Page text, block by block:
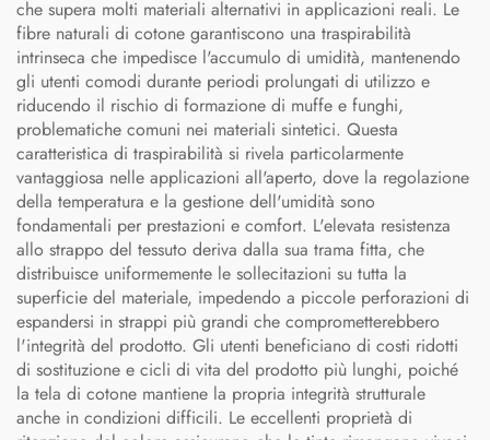
che supera molti materiali alternativi in applicazioni reali. Le
fibre naturali di cotone garantiscono una traspirabilità
intrinseca che impedisce l'accumulo di umidità, mantenendo
gli utenti comodi durante periodi prolungati di utilizzo e
riducendo il rischio di formazione di muffe e funghi,
problematiche comuni nei materiali sintetici. Questa
caratteristica di traspirabilità si rivela particolarmente
vantaggiosa nelle applicazioni all'aperto, dove la regolazione
della temperatura e la gestione dell'umidità sono
fondamentali per prestazioni e comfort. L'elevata resistenza
allo strappo del tessuto deriva dalla sua trama fitta, che
distribuisce uniformemente le sollecitazioni su tutta la
superficie del materiale, impedendo a piccole perforazioni di
espandersi in strappi più grandi che comprometterebbero
l'integrità del prodotto. Gli utenti beneficiano di costi ridotti
di sostituzione e cicli di vita del prodotto più lunghi, poiché
la tela di cotone mantiene la propria integrità strutturale
anche in condizioni difficili. Le eccellenti proprietà di